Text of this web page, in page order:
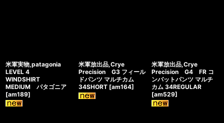
米軍実物,patagonia
LEVEL 4
WINDSHIRT
MEDIUM パタゴニア
[am189]
米軍放出品,Crye
Precision G3 フィール
ドパンツ マルチカム
34SHORT [am164]
米軍放出品,Crye
Precision G4 FR コ
ンバットパンツ マルチ
カム 34REGULAR
[am529]